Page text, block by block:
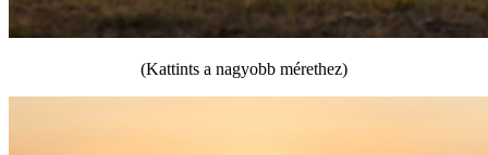
(Kattints a nagyobb mérethez)